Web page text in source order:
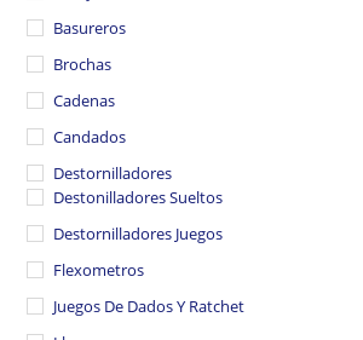
Basureros
Brochas
Cadenas
Candados
Destornilladores
Destonilladores Sueltos
Destornilladores Juegos
Flexometros
Juegos De Dados Y Ratchet